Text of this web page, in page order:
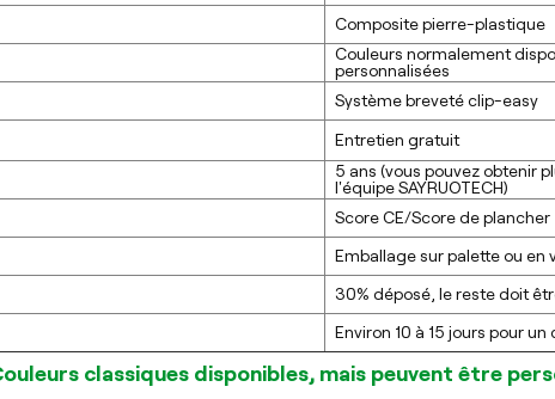
Composite pierre-plastique
Couleurs normalement
personnalisées
Système breveté clip-easy
Entretien gratuit
5 ans (vous pouvez obtenir
l'équipe SAYRUOTECH)
Score CE/Score de plancher
Emballage sur palette ou en
30% déposé, le reste doit
Environ 10 à 15 jours pour
classiques disponibles, mais peuvent être